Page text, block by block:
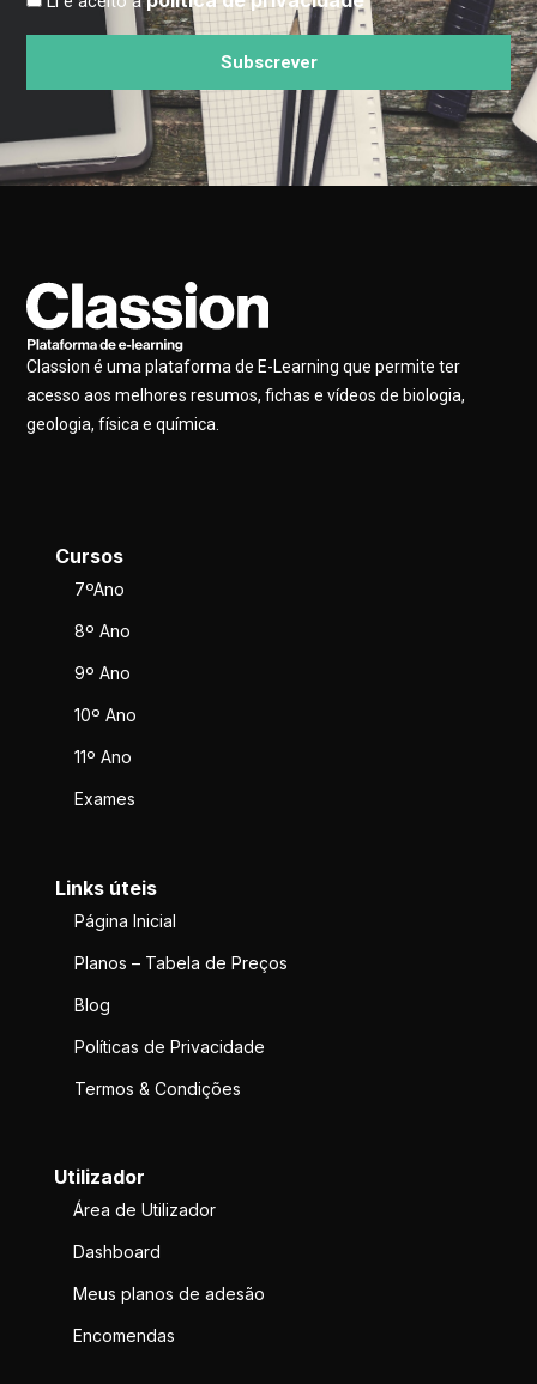
Subscrever
Classion é uma plataforma de E-Learning que permite ter
acesso aos melhores resumos, fichas e vídeos de biologia,
geologia, física e química.
Cursos
7ºAno
8º Ano
9º Ano
10º Ano
11º Ano
Exames
Links úteis
Página Inicial
Planos – Tabela de Preços
Blog
Políticas de Privacidade
Termos & Condições
Utilizador
Área de Utilizador
Dashboard
Meus planos de adesão
Encomendas